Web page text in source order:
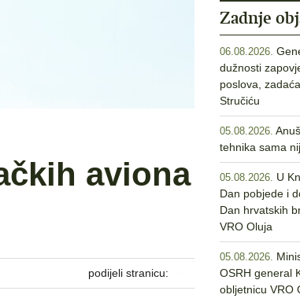
aviona
podijeli stranicu:
Zadnje
06.08.2026.
dužnosti
poslova,
Stručiću
05.08.2026.
tehnika sama
05.08.2026. U
Dan pobjede i
Dan hrvatskih
VRO Oluja
05.08.2026.
OSRH general
obljetnicu VRO